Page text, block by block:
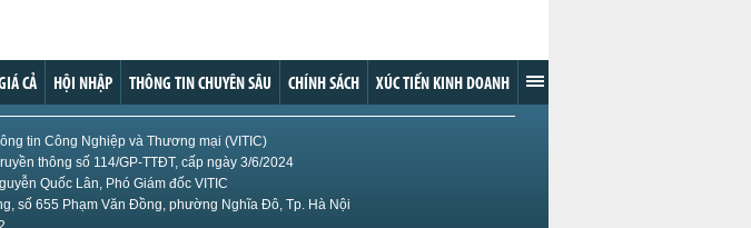
CẢ HỘI NHẬP THÔNG TIN CHUYÊN SÂU CHÍNH SÁCH XÚC TIẾN KINH DOANH
tin Công Nghiệp và Thương mại (VITIC)
thông số 114/GP-TTĐT, cấp ngày 3/6/2024
Quốc Lân, Phó Giám đốc VITIC
số 655 Phạm Văn Đồng, phường Nghĩa Đô, Tp. Hà Nội